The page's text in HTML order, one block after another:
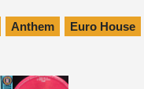
Anthem Euro House